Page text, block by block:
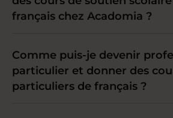
français chez Acadomia ?
Comme puis-je devenir
particulier et donner des
particuliers de français ?